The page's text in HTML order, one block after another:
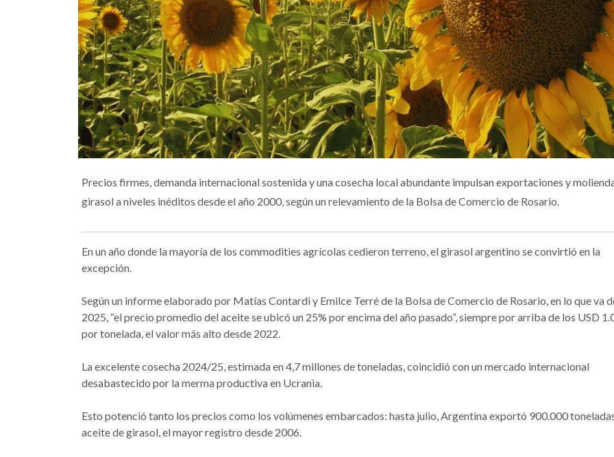
Precios firmes, demanda internacional sostenida y una cosecha local abundante impulsan exportaciones y
girasol a niveles inéditos desde el año 2000, según un relevamiento de la Bolsa de Comercio de Rosario.
En un año donde la mayoría de los commodities agrícolas cedieron terreno, el girasol argentino se convirtió en la
excepción.
Según un informe elaborado por Matías Contardi y Emilce Terré de la Bolsa de Comercio de Rosario, en lo que va
2025, “el precio promedio del aceite se ubicó un 25% por encima del año pasado”, siempre por arriba de los USD
por tonelada, el valor más alto desde 2022.
La excelente cosecha 2024/25, estimada en 4,7 millones de toneladas, coincidió con un mercado internacional
desabastecido por la merma productiva en Ucrania.
Esto potenció tanto los precios como los volúmenes embarcados: hasta julio, Argentina exportó 900.000
aceite de girasol, el mayor registro desde 2006.